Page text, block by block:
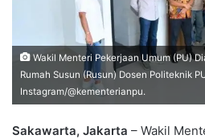
Wakil Menteri Pekerjaan Umum (PU)
Rumah Susun (Rusun) Dosen Politeknik
Instagram/@kementerianpu.
Sakawarta, Jakarta – Wakil